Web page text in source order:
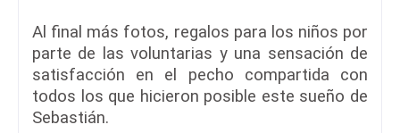
Al final más fotos, regalos para los niños por
parte de las voluntarias y una sensación de
satisfacción en el pecho compartida con
todos los que hicieron posible este sueño de
Sebastián.